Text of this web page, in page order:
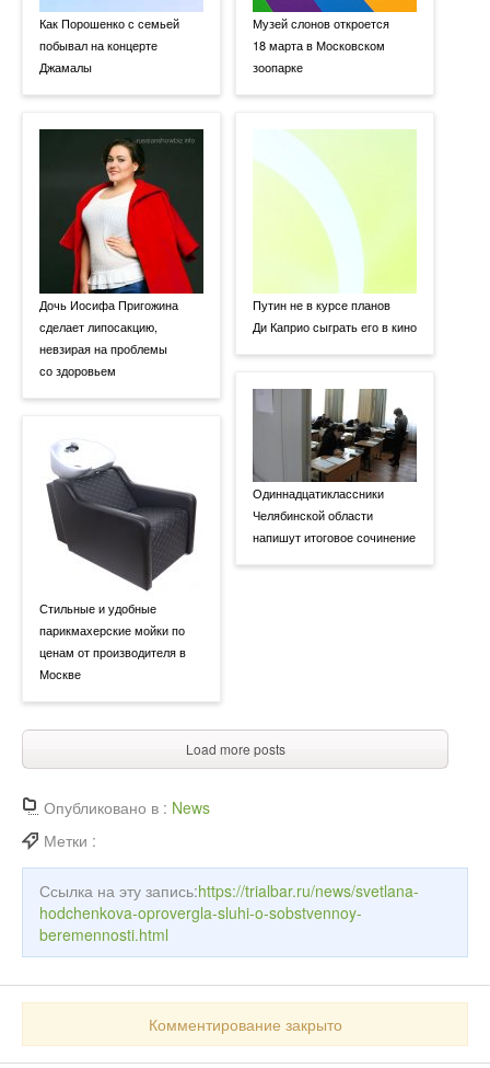
Как Порошенко с семьей
побывал на концерте
Джамалы
Дочь Иосифа Пригожина
сделает липосакцию,
невзирая на проблемы
со здоровьем
Стильные и удобные
парикмахерские мойки по
ценам от производителя в
Москве
Музей слонов откроется
18 марта в Московском
зоопарке
Путин не в курсе планов
Ди Каприо сыграть его в кино
Одиннадцатиклассники
Челябинской области
напишут итоговое сочинение
Load more posts
Опубликовано в : News
Метки :
Ссылка на эту запись:https://trialbar.ru/news/svetlana-
hodchenkova-oprovergla-sluhi-o-sobstvennoy-
beremennosti.html
Комментирование закрыто